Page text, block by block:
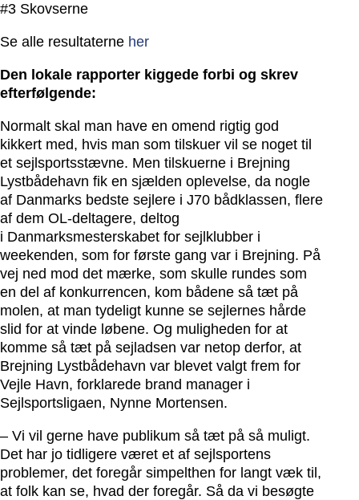
#3 Skovserne
Se alle resultaterne her
Den lokale rapporter kiggede forbi og skrev
efterfølgende:
Normalt skal man have en omend rigtig god
kikkert med, hvis man som tilskuer vil se noget til
et sejlsportsstævne. Men tilskuerne i Brejning
Lystbådehavn fik en sjælden oplevelse, da nogle
af Danmarks bedste sejlere i J70 bådklassen, flere
af dem OL-deltagere, deltog
i Danmarksmesterskabet for sejlklubber i
weekenden, som for første gang var i Brejning. På
vej ned mod det mærke, som skulle rundes som
en del af konkurrencen, kom bådene så tæt på
molen, at man tydeligt kunne se sejlernes hårde
slid for at vinde løbene. Og muligheden for at
komme så tæt på sejladsen var netop derfor, at
Brejning Lystbådehavn var blevet valgt frem for
Vejle Havn, forklarede brand manager i
Sejlsportsligaen, Nynne Mortensen.
– Vi vil gerne have publikum så tæt på så muligt.
Det har jo tidligere været et af sejlsportens
problemer, det foregår simpelthen for langt væk til,
at folk kan se, hvad der foregår. Så da vi besøgte